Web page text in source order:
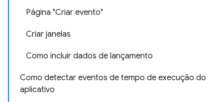
Página "Criar evento"
Criar janelas
Como incluir dados de lançamento
Como detectar eventos de tempo de execução do
aplicativo